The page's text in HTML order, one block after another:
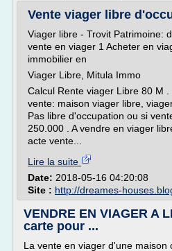
Vente viager libre
Viager libre - Trovit Patrimoine:
vente en viager 1 Acheter en
immobilier en
Viager Libre, Mitula Immo
Calcul Rente viager Libre 80 M
vente: maison viager libre,
Pas libre d'occupation ou si
250.000 . A vendre en viager
acte vente...
Lire la suite
Date: 2018-05-16 04:20:08
Site : http://dreames-
VENDRE EN VIAGER A
carte pour ...
La vente en viager d'une maison